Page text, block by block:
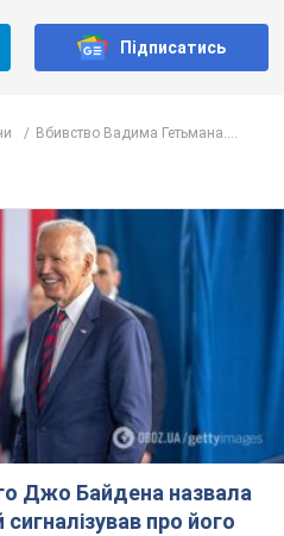
Підписатись
Вбивство Вадима Гетьмана....
Джо Байдена назвала
про його